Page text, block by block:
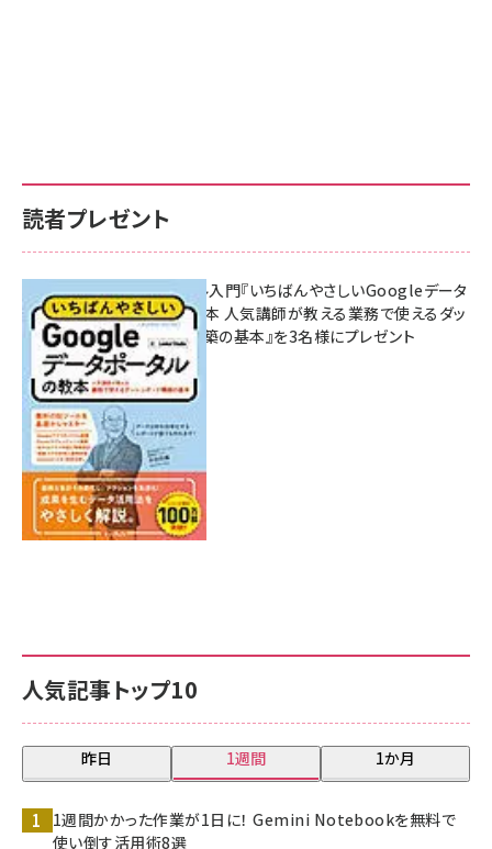
人気記事トップ10
昨日 1週間 1か月
1週間かかった作業が1日に！ Gemini Notebookを無料で
使い倒す活用術8選
読者プレゼント
無料BIツール入門『いちばんやさしいGoogleデータ
ポータルの教本 人気講師が教える業務で使えるダッ
シュボード構築の基本』を3名様にプレゼント
7月31日 10:00